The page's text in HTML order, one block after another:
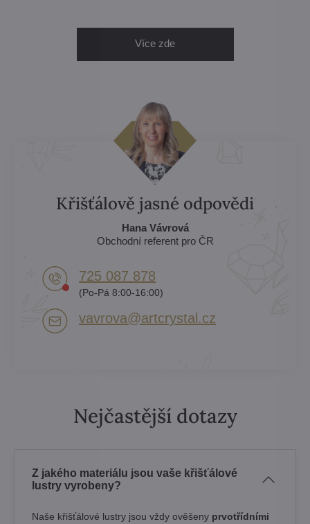
Více zde
Křišťálově jasné odpovědi
Hana Vávrová
Obchodní referent pro ČR
725 087 878​
(Po-Pá 8:00-16:00)
vavrova​@artcrystal​.cz
Nejčastější dotazy
Z jakého materiálu jsou vaše křišťálové
lustry vyrobeny?
Naše křišťálové lustry jsou vždy ověšeny prvotřídními